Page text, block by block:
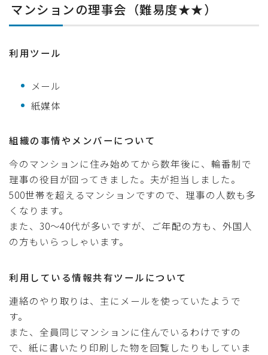
マンションの理事会（難易度★★）
利用ツール
メール
紙媒体
組織の事情やメンバーについて
今のマンションに住み始めてから数年後に、輪番制で
理事の役目が回ってきました。夫が担当しました。
500世帯を超えるマンションですので、理事の人数も多
くなります。
また、30〜40代が多いですが、ご年配の方も、外国人
の方もいらっしゃいます。
利用している情報共有ツールについて
連絡のやり取りは、主にメールを使っていたようで
す。
また、全員同じマンションに住んでいるわけですの
で、紙に書いたり印刷した物を回覧したりもしていま